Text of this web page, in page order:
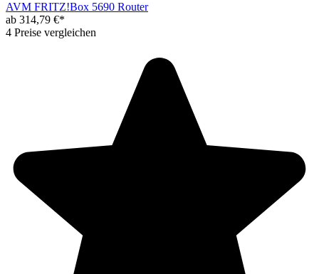
AVM FRITZ!Box 5690 Router
ab 314,79 €*
4 Preise vergleichen